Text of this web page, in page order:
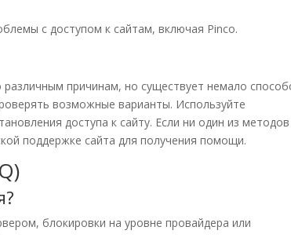
с доступом к сайтам, включая Pinco.
причинам, но существует немало
возможные варианты. Используйте
доступа к сайту. Если ни один из
поддержке сайта для получения помощи.
блокировки на уровне провайдера или